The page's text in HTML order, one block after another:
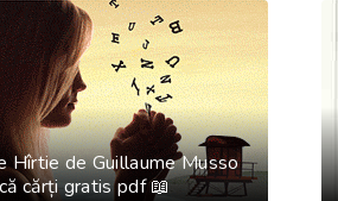
Hîrtie de Guillaume Musso
cărți gratis pdf 📖